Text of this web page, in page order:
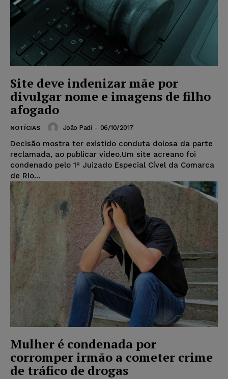
Site deve indenizar mãe por
divulgar nome e imagens de filho
afogado
NOTÍCIAS João Padi - 06/10/2017
Decisão mostra ter existido conduta dolosa da parte
reclamada, ao publicar vídeo.Um site acreano foi
condenado pelo 1º Juizado Especial Cível da Comarca
de Rio...
Mulher é condenada por
corromper irmão a cometer crime
de tráfico de drogas